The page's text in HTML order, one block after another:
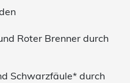
Roter Brenner durch
Schwarzfäule* durch